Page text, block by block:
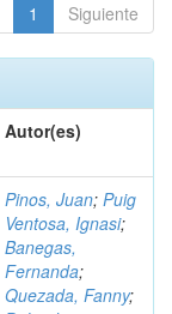
1 Siguiente
Autor(es)
Pinos, Juan; Puig
Ventosa, Ignasi;
Banegas,
Fernanda;
Quezada, Fanny;